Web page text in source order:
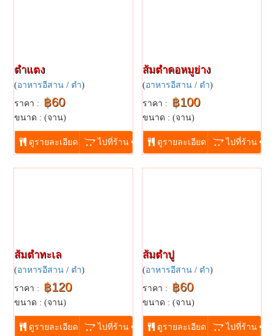
ตำแตง
(อาหารอีสาน / ตำ)
ราคา : ฿60
ขนาด : (จาน)
...
ดูรายละเอียด ไปที่ร้าน
ส้มตำคอหมูย่าง
(อาหารอีสาน / ตำ)
ราคา : ฿100
ขนาด : (จาน)
...
ดูรายละเอียด ไปที่ร้าน
ส้มตำทะเล
(อาหารอีสาน / ตำ)
ราคา : ฿120
ขนาด : (จาน)
...
ดูรายละเอียด ไปที่ร้าน
ส้มตำปู
(อาหารอีสาน / ตำ)
ราคา : ฿60
ขนาด : (จาน)
...
ดูรายละเอียด ไปที่ร้าน